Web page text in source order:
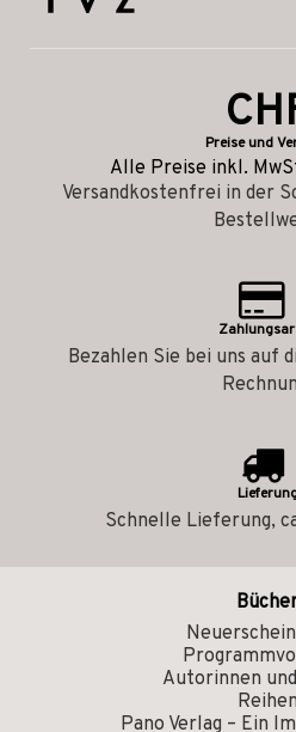
Preise und
Alle Preise inkl.
Versandkostenfrei in der
Bezahlen Sie bei uns auf
Schnelle Lieferung,
Autorinnen
Reihen
Pano Verlag – Ein